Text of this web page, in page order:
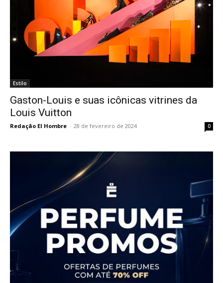
Estilo
Gaston-Louis e suas icônicas vitrines da
Louis Vuitton
Redação El Hombre - 28 de fevereiro de 2024 0